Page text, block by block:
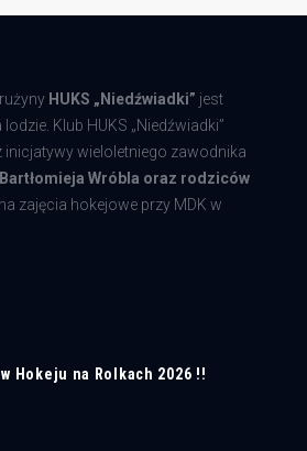
HUKS „Niedźwiadki” jest
Klub HUKS „Niedźwiadki”
inicjatywy wieloletniego zawodnika
Bartłomieja Wróbla oraz rodziców
zajęcia hokejowe przy MDK w
Hokeju na Rolkach 2026 !!